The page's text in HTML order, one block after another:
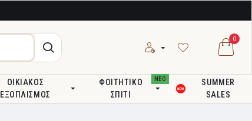
0
ΟΙΚΙΑΚΌΣ
ΕΞΟΠΛΙΣΜΌΣ
ΦΟΙΤΗΤΙΚΌ
ΣΠΊΤΙ
ΝΕΟ
SUMMER
SALES